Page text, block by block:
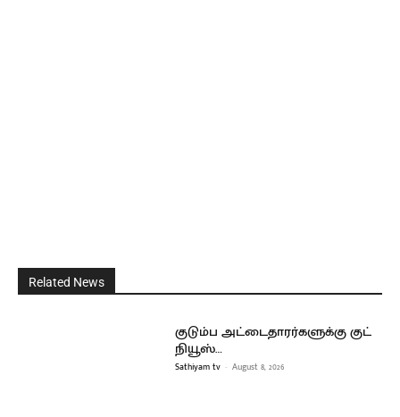
Related News
குடும்ப அட்டைதாரர்களுக்கு குட்
நியூஸ்…
Sathiyam tv - August 8, 2026